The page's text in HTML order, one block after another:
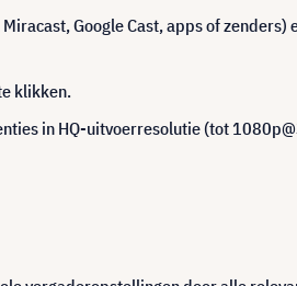
Google Cast, apps of zenders)
klikken.
in HQ-uitvoerresolutie (tot